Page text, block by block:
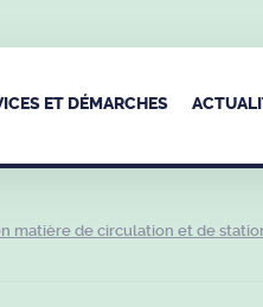
ET DÉMARCHES
matière de circulation et de